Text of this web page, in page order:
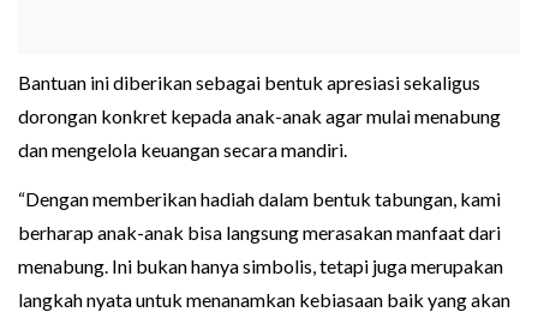
Bantuan ini diberikan sebagai bentuk apresiasi sekaligus
dorongan konkret kepada anak-anak agar mulai menabung
dan mengelola keuangan secara mandiri.
“Dengan memberikan hadiah dalam bentuk tabungan, kami
berharap anak-anak bisa langsung merasakan manfaat dari
menabung. Ini bukan hanya simbolis, tetapi juga merupakan
langkah nyata untuk menanamkan kebiasaan baik yang akan